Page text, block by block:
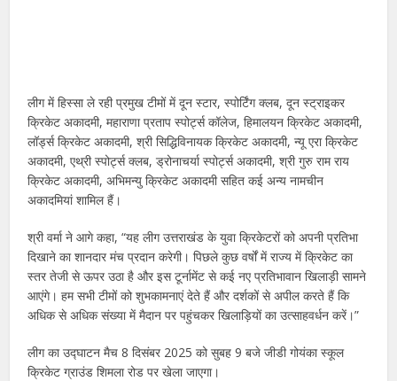
लीग में हिस्सा ले रही प्रमुख टीमों में दून स्टार, स्पोर्टिंग क्लब, दून स्ट्राइकर
क्रिकेट अकादमी, महाराणा प्रताप स्पोर्ट्स कॉलेज, हिमालयन क्रिकेट अकादमी,
लॉर्ड्स क्रिकेट अकादमी, श्री सिद्धिविनायक क्रिकेट अकादमी, न्यू एरा क्रिकेट
अकादमी, एथ्री स्पोर्ट्स क्लब, ड्रोनाचर्या स्पोर्ट्स अकादमी, श्री गुरु राम राय
क्रिकेट अकादमी, अभिमन्यु क्रिकेट अकादमी सहित कई अन्य नामचीन
अकादमियां शामिल हैं।
श्री वर्मा ने आगे कहा, “यह लीग उत्तराखंड के युवा क्रिकेटरों को अपनी प्रतिभा
दिखाने का शानदार मंच प्रदान करेगी। पिछले कुछ वर्षों में राज्य में क्रिकेट का
स्तर तेजी से ऊपर उठा है और इस टूर्नामेंट से कई नए प्रतिभावान खिलाड़ी सामने
आएंगे। हम सभी टीमों को शुभकामनाएं देते हैं और दर्शकों से अपील करते हैं कि
अधिक से अधिक संख्या में मैदान पर पहुंचकर खिलाड़ियों का उत्साहवर्धन करें।”
लीग का उद्घाटन मैच 8 दिसंबर 2025 को सुबह 9 बजे जीडी गोयंका स्कूल
क्रिकेट ग्राउंड शिमला रोड पर खेला जाएगा।